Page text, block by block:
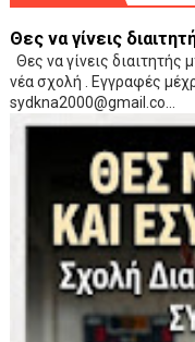
Θες να γίνεις
Θες να γίνεις
νέα σχολή . Εγγραφές
sydkna2000@gmail.co...